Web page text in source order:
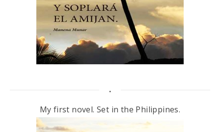
.
My first novel. Set in the Philippines.